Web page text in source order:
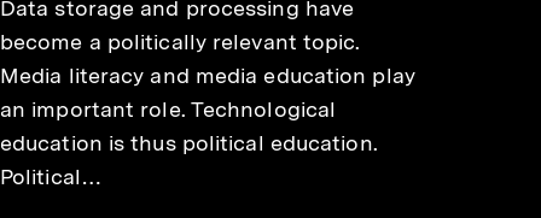
Data storage and processing have
become a politically relevant topic.
Media literacy and media education play
an important role. Technological
education is thus political education.
Political…